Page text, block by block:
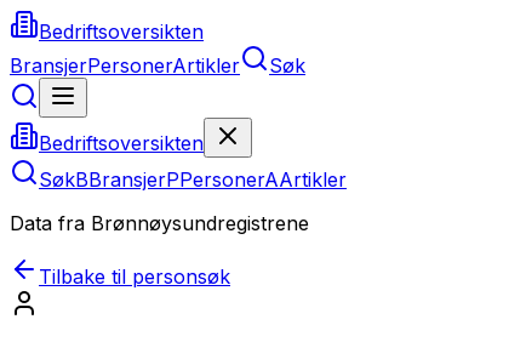
Bedriftsoversikten
BransjerPersonerArtikler Søk
Bedriftsoversikten
SøkBBransjerPPersonerAArtikler
Data fra Brønnøysundregistrene
Tilbake til personsøk